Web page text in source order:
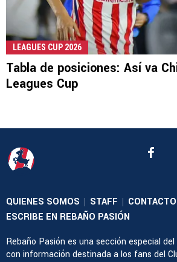
LEAGUES CUP 2026
Tabla de posiciones: Así va
Leagues Cup
QUIENES SOMOS STAFF CONTACTO
ESCRIBE EN REBAÑO PASIÓN
Rebaño Pasión es una sección especial
con información destinada a los fans del